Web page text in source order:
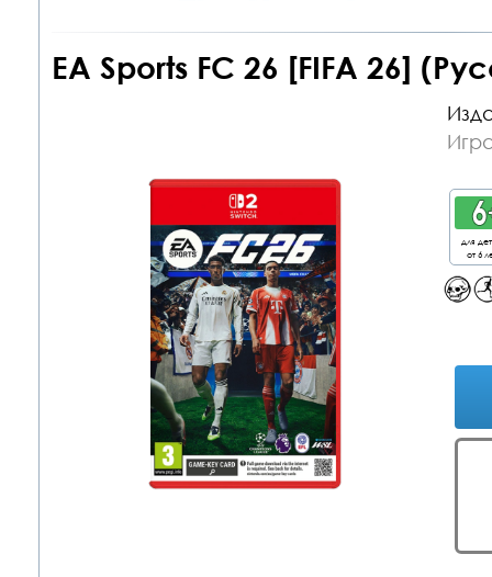
EA Sports FC 26 [FIFA 26]
для
от 6